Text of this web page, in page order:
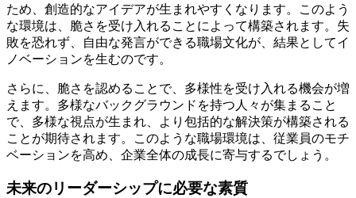
ため、創造的なアイデアが生まれやすくなります。このよう
な環境は、脆さを受け入れることによって構築されます。失
敗を恐れず、自由な発言ができる職場文化が、結果としてイ
ノベーションを生むのです。
さらに、脆さを認めることで、多様性を受け入れる機会が増
えます。多様なバックグラウンドを持つ人々が集まること
で、多様な視点が生まれ、より包括的な解決策が構築される
ことが期待されます。このような職場環境は、従業員のモチ
ベーションを高め、企業全体の成長に寄与するでしょう。
未来のリーダーシップに必要な素質